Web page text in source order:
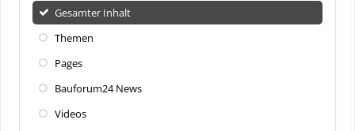
Gesamter Inhalt
Themen
Pages
Bauforum24 News
Videos